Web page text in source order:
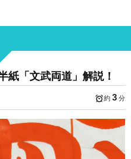
紙「文武両道」解説！
約 3 分